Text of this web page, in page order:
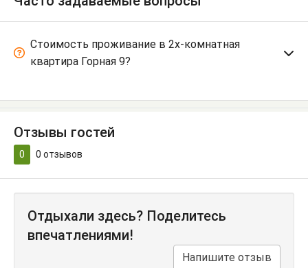
Стоимость проживание в 2х-комнатная
квартира Горная 9?
Отзывы гостей
0 0 отзывов
Отдыхали здесь? Поделитесь
впечатлениями!
Напишите отзыв